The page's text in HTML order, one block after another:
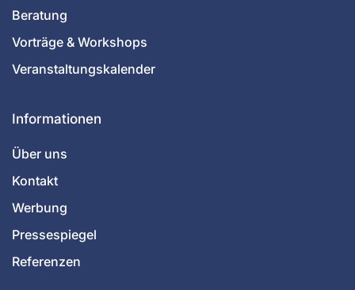
Beratung
Vorträge & Workshops
Veranstaltungskalender
Informationen
Über uns
Kontakt
Werbung
Pressespiegel
Referenzen